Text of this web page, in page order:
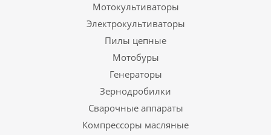
Мотокультиваторы
Электрокультиваторы
Пилы цепные
Мотобуры
Генераторы
Зернодробилки
Сварочные аппараты
Компрессоры масляные